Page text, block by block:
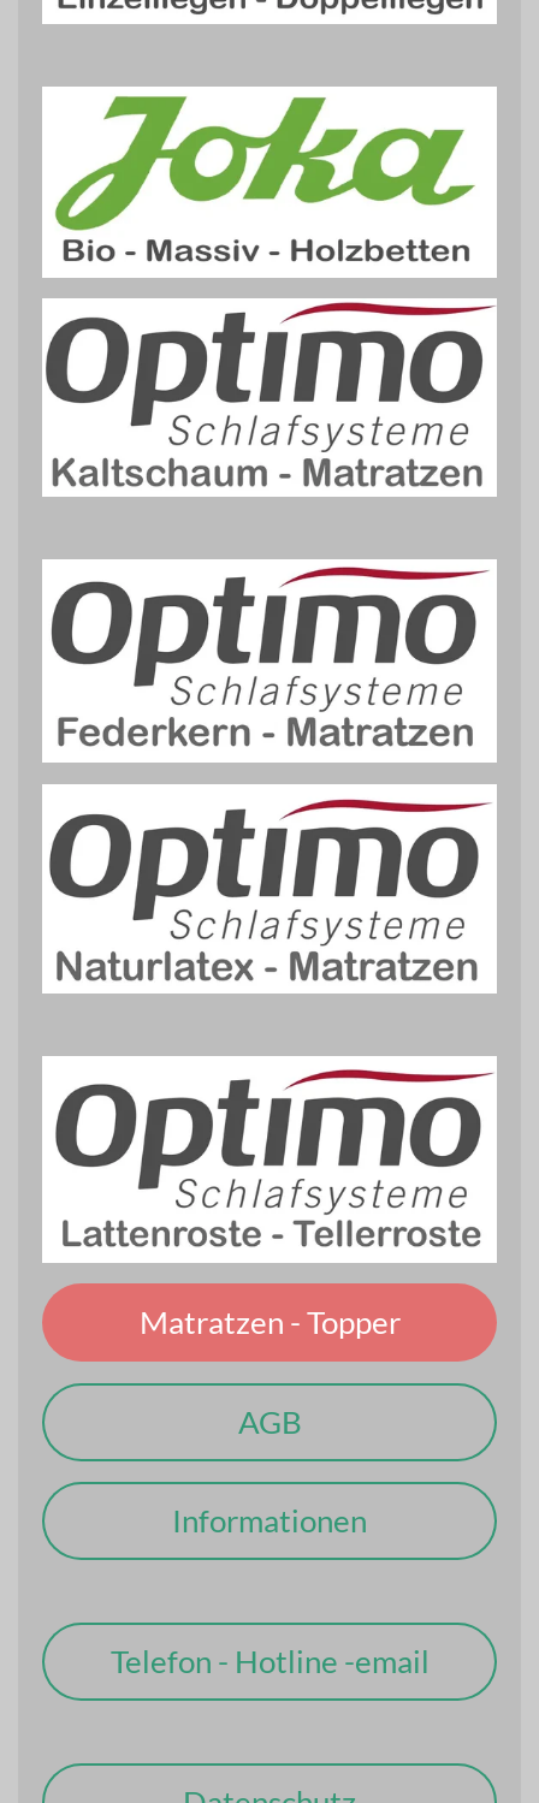
Matratzen - Topper
AGB
Informationen
Telefon - Hotline -email